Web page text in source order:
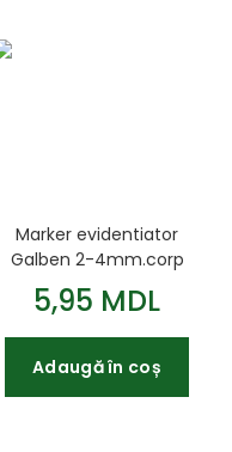
Marker evidentiator
Galben 2-4mm.corp
rotund Jobmax
5,95 MDL
Adaugă în coș